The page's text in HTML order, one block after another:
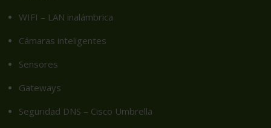
WIFI – LAN inalámbrica
Cámaras inteligentes
Sensores
Gateways
Seguridad DNS – Cisco Umbrella